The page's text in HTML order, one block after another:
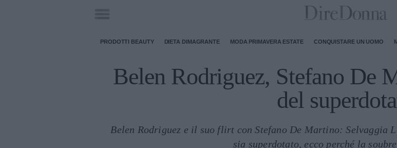
PRODOTTI BEAUTY DIETA DIMAGRANTE MODA PRIMAVERA ESTATE CONQUISTARE UN UOMO
Belen Rodriguez, Stefano De
del
Belen Rodriguez e il suo flirt con Stefano De Martino:
sia superdotato, ecco perché la